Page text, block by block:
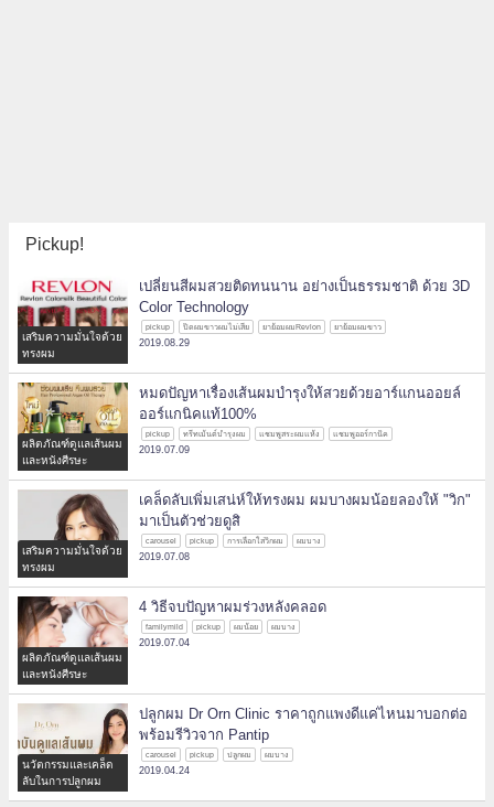
Pickup!
เสริมความมั่นใจด้วย
ทรงผม
เปลี่ยนสีผมสวยติดทนนาน อย่างเป็นธรรมชาติ ด้วย 3D
Color Technology
pickup ปิดผมขาวผมไม่เสีย ยาย้อมผมRevlon ยาย้อมผมขาว
2019.08.29
ผลิตภัณฑ์ดูแลเส้นผม
และหนังศีรษะ
หมดปัญหาเรื่องเส้นผมบำรุงให้สวยด้วยอาร์แกนออยล์
ออร์แกนิคแท้100%
pickup ทรีทเม้นต์บำรุงผม แชมพูสระผมแห้ง แชมพูออร์กานิค
2019.07.09
เสริมความมั่นใจด้วย
ทรงผม
เคล็ดลับเพิ่มเสน่ห์ให้ทรงผม ผมบางผมน้อยลองให้ "วิก"
มาเป็นตัวช่วยดูสิ
carousel pickup การเลือกใส่วิกผม ผมบาง
2019.07.08
ผลิตภัณฑ์ดูแลเส้นผม
และหนังศีรษะ
4 วิธีจบปัญหาผมร่วงหลังคลอด
familymild pickup ผมน้อย ผมบาง
2019.07.04
นวัตกรรมและเคล็ด
ลับในการปลูกผม
ปลูกผม Dr Orn Clinic ราคาถูกแพงดีแค่ไหนมาบอกต่อ
พร้อมรีวิวจาก Pantip
carousel pickup ปลูกผม ผมบาง
2019.04.24